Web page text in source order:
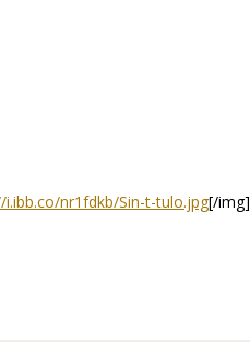
i.ibb.co/nr1fdkb/Sin-t-tulo.jpg[/img]